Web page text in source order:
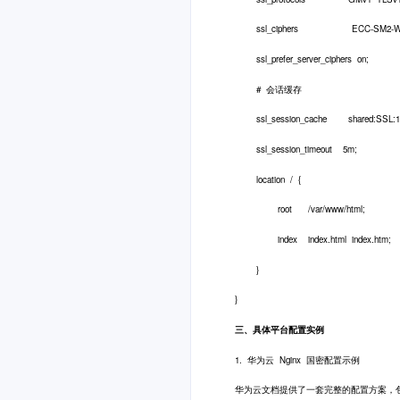
ssl_ciphers ECC-SM2-WITH-
ssl_prefer_server_ciphers on;
# 会话缓存
ssl_session_cache
ssl_session_timeout 5m;
location / {
root /var/www/html;
index index.html index.htm;
}
}
三、具体平台配置实例
1. 华为云 Nginx 国密配置示例
华为云文档提供了一套完整的配置方案